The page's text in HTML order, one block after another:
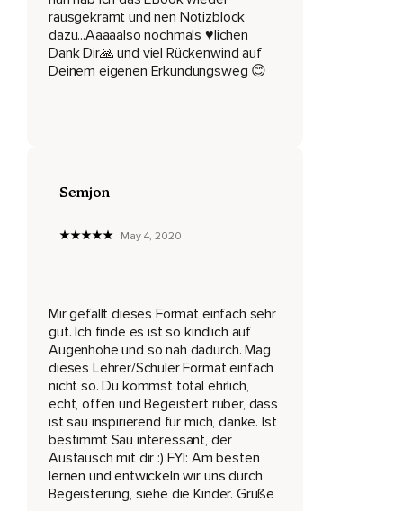
Deswegen habe ich mir gedacht,
Mache ich das einfach mal trotzdem und sage vorweg,
teilen kann,
Wenn du es dir gerne anhören möchtest,
auch nicht,
Ich weiß es nicht,
Bin ich ein bisschen krank gewesen,
Deswegen kam jetzt auch erst mal nix.
Habe ich eine fette Erkältung bekommen,
Die irgendwie ewig nicht weggehen wollte,
Aber jetzt bin ich wieder fit,
rausgekramt und nen Notizblock
dazu...Aaaaalso nochmals ♥️lichen
Dank Dir🙏 und viel Rückenwind auf
Deinem eigenen Erkundungsweg 😊
Semjon
May 4, 2020
Mir gefällt dieses Format einfach sehr
gut. Ich finde es ist so kindlich auf
Augenhöhe und so nah dadurch. Mag
dieses Lehrer/Schüler Format einfach
nicht so. Du kommst total ehrlich,
echt, offen und Begeistert rüber, dass
ist sau inspirierend für mich, danke. Ist
bestimmt Sau interessant, der
Austausch mit dir :) FYI: Am besten
lernen und entwickeln wir uns durch
Begeisterung, siehe die Kinder. Grüße